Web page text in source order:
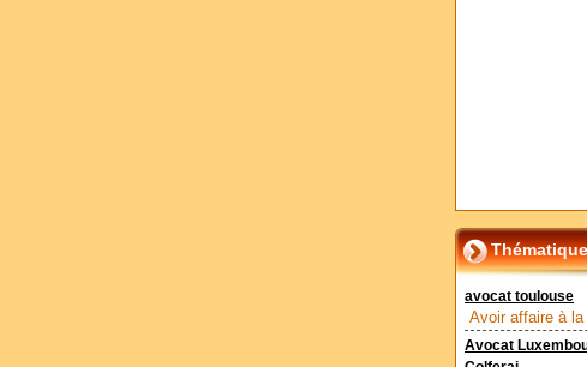
avocat toulouse
Avoir affaire à la
Avocat